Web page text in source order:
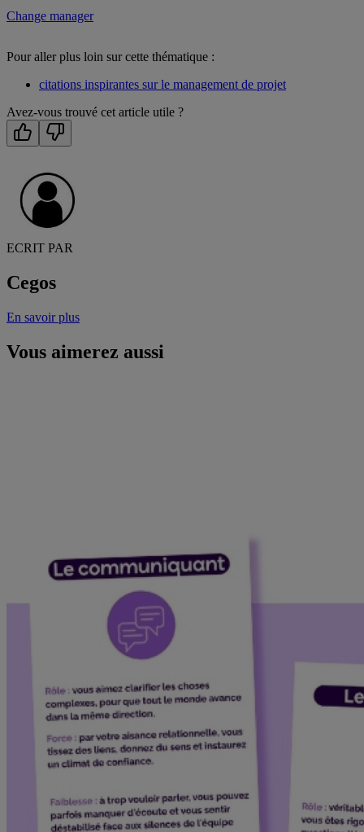
Change manager
Pour aller plus loin sur cette thématique :
citations inspirantes sur le management de projet
Avez-vous trouvé cet article utile ?
ECRIT PAR
Cegos
En savoir plus
Vous aimerez aussi